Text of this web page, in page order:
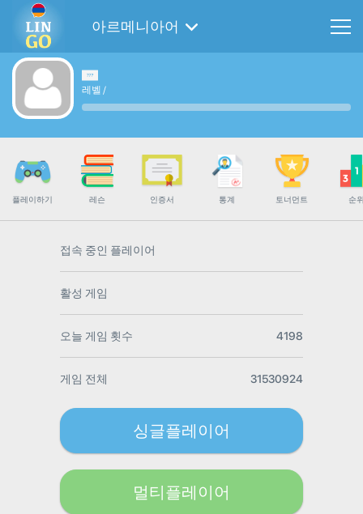
아르메니아어
레벨 /
플레이하기 레슨 인증서 통계 토너먼트 순
접속 중인 플레이어
활성 게임
오늘 게임 횟수 4198
게임 전체 31530924
싱글플레이어
멀티플레이어